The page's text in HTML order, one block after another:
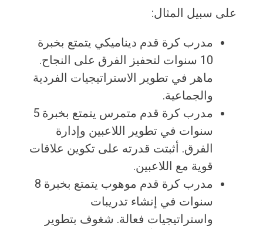
على سبيل المثال:
مدرب كرة قدم ديناميكي يتمتع بخبرة
10 سنوات لتحفيز الفرق على النجاح.
ماهر في تطوير الاستراتيجيات الفردية
والجماعية.
مدرب كرة قدم متمرس يتمتع بخبرة 5
سنوات في تطوير اللاعبين وإدارة
الفرق. أثبتت قدرته على تكوين علاقات
قوية مع اللاعبين.
مدرب كرة قدم موهوب يتمتع بخبرة 8
سنوات في إنشاء تدريبات
واستراتيجيات فعالة. شغوف بتطوير